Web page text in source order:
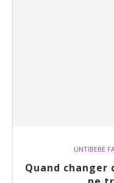
UNTIBEBE
Quand changer